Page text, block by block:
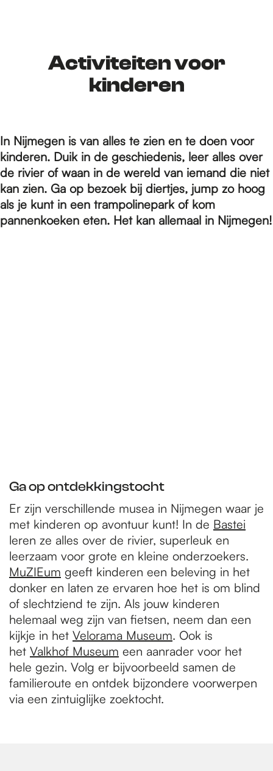
d
h
o
Activiteiten voor
kinderen
In Nijmegen is van alles te zien en te doen voor
kinderen. Duik in de geschiedenis, leer alles over
de rivier of waan in de wereld van iemand die niet
kan zien. Ga op bezoek bij diertjes, jump zo hoog
als je kunt in een trampolinepark of kom
pannenkoeken eten. Het kan allemaal in Nijmegen!
Ga op ontdekkingstocht
Er zijn verschillende musea in Nijmegen waar je
met kinderen op avontuur kunt! In de Bastei
leren ze alles over de rivier, superleuk en
leerzaam voor grote en kleine onderzoekers.
MuZIEum geeft kinderen een beleving in het
donker en laten ze ervaren hoe het is om blind
of slechtziend te zijn. Als jouw kinderen
helemaal weg zijn van fietsen, neem dan een
kijkje in het Velorama Museum. Ook is
het Valkhof Museum een aanrader voor het
hele gezin. Volg er bijvoorbeeld samen de
familieroute en ontdek bijzondere voorwerpen
via een zintuiglijke zoektocht.